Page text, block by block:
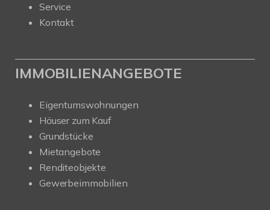
Service
Kontakt
IMMOBILIENANGEBOTE
Eigentumswohnungen
Häuser zum Kauf
Grundstücke
Mietangebote
Renditeobjekte
Gewerbeimmobilien